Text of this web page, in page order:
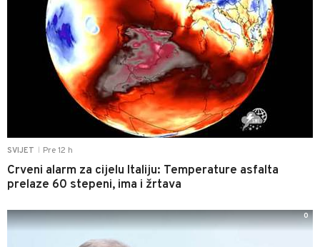
SVIJET Pre 12 h
Crveni alarm za cijelu Italiju: Temperature asfalta
prelaze 60 stepeni, ima i žrtava
0